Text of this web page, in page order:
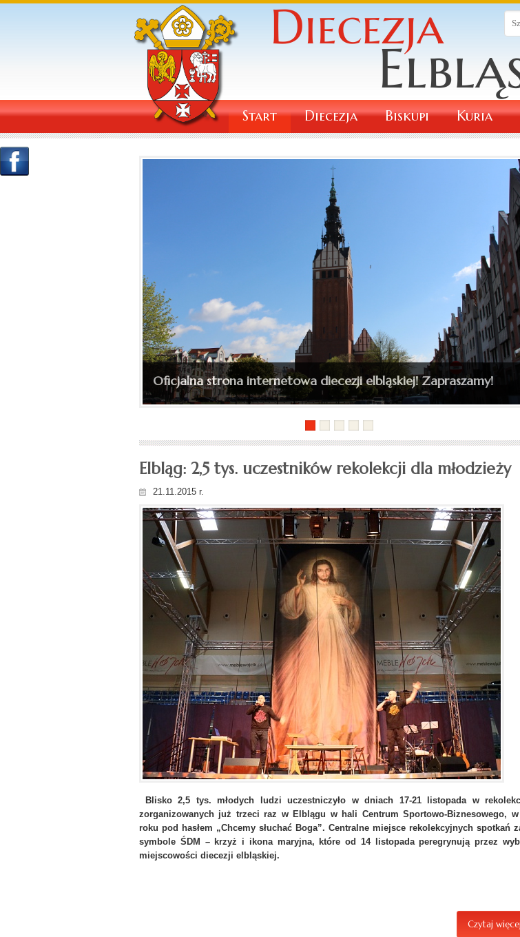
Start Diecezja Biskupi Kuria
Ingres bp. Wojciecha Skibickiego do katedry św. Mikołaja
(depesza, fotorelacja)...
Elbląg: 2,5 tys. uczestników rekolekcji dla młodzieży
21.11.2015 r.
Blisko 2,5 tys. młodych ludzi uczestniczyło w dniach 17-21 listopada w
zorganizowanych już trzeci raz w Elblągu w hali Centrum Sportowo-Biznesowego,
roku pod hasłem „Chcemy słuchać Boga”. Centralne miejsce rekolekcyjnych spotkań
symbole ŚDM – krzyż i ikona maryjna, które od 14 listopada peregrynują przez
miejscowości diecezji elbląskiej.
Czytaj